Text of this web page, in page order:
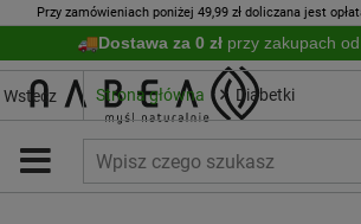
Przy zamówieniach poniżej 49,99 zł doliczana jest
Dostawa za 0 zł przy zakupach od
Wstecz Strona główna Diabetki